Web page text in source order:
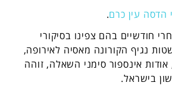
הדסה עין כרם.
מרץ 2020, אחרי חודשיים בהם צפינו בסיקורי
נגיף הקורונה מאסיה לאירופה,
אודות אינספור סימני השאלה, זוהה
בישראל.